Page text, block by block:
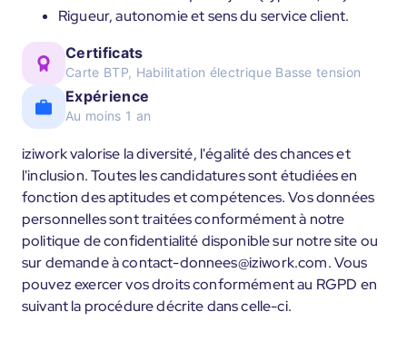
Rigueur, autonomie et sens du service client.
Certificats
Carte BTP, Habilitation électrique Basse tension
Expérience
Au moins 1 an
iziwork valorise la diversité, l'égalité des chances et
l'inclusion. Toutes les candidatures sont étudiées en
fonction des aptitudes et compétences. Vos données
personnelles sont traitées conformément à notre
politique de confidentialité disponible sur notre site ou
sur demande à contact-donnees@iziwork.com. Vous
pouvez exercer vos droits conformément au RGPD en
suivant la procédure décrite dans celle-ci.